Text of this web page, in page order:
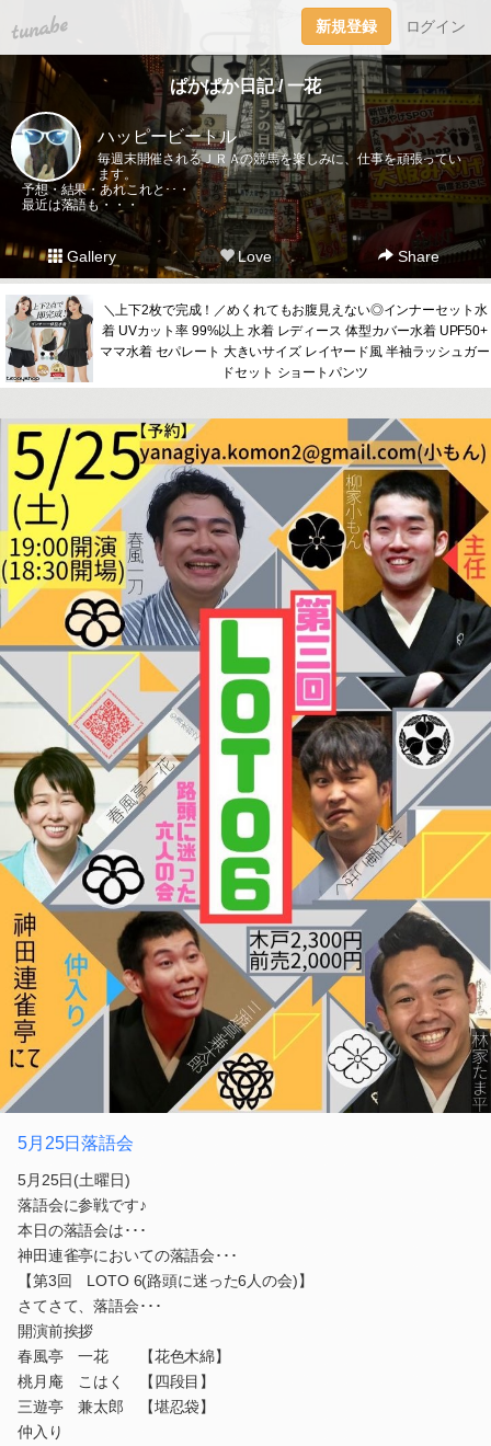
tuna.be 新規登録 ログイン
ぱかぱか日記 / 一花
ハッピービートル
毎週末開催されるＪＲＡの競馬を楽しみに、仕事を頑張ってい
ます。
予想・結果・あれこれと･･・
最近は落語も・・・
Gallery Love Share
＼上下2枚で完成！／めくれてもお腹見えない◎インナーセット水
着 UVカット率 99%以上 水着 レディース 体型カバー水着 UPF50+
ママ水着 セパレート 大きいサイズ レイヤード風 半袖ラッシュガー
ドセット ショートパンツ
5月25日落語会
5月25日(土曜日)
落語会に参戦です♪
本日の落語会は･･･
神田連雀亭においての落語会･･･
【第3回 LOTO 6(路頭に迷った6人の会)】
さてさて、落語会･･･
開演前挨拶
春風亭 一花 【花色木綿】
桃月庵 こはく 【四段目】
三遊亭 兼太郎 【堪忍袋】
仲入り